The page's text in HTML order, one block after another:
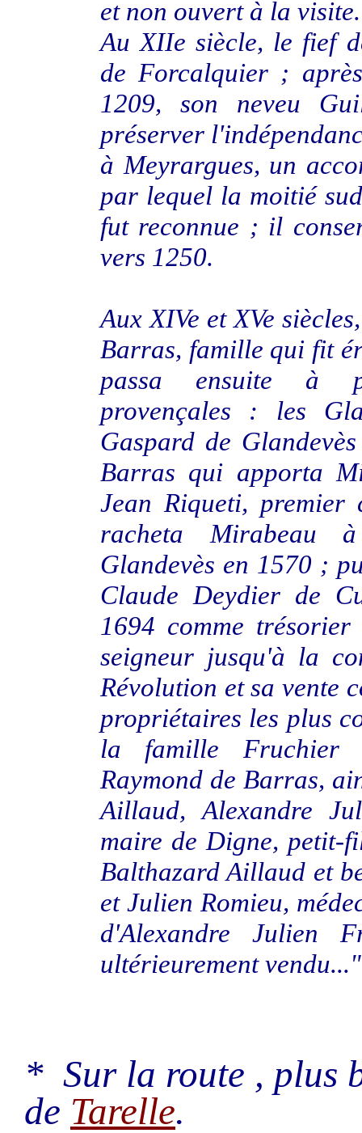
et non ouvert à la visite.
Au XIIe siècle, le fief
de Forcalquier ;
1209, son neveu
préserver
à Meyrargues, un
par lequel la moitié
fut reconnue ; il
vers 1250.
Aux XIVe et XVe
Barras, famille qui fit
passa ensuite à
provençales : les
Gaspard de
Barras qui apporta
Jean Riqueti, premier
racheta Mirabeau
Glandevès en 1570 ;
Claude Deydier de
1694 comme
seigneur jusqu'à la
Révolution et sa vente
propriétaires les plus
la famille Fruchier
Raymond de Barras,
Aillaud, Alexandre
maire de Digne, petit-
Balthazard Aillaud et
et Julien Romieu,
d'Alexandre Julien
ultérieurement
* Sur la route , plus
de Tarelle.